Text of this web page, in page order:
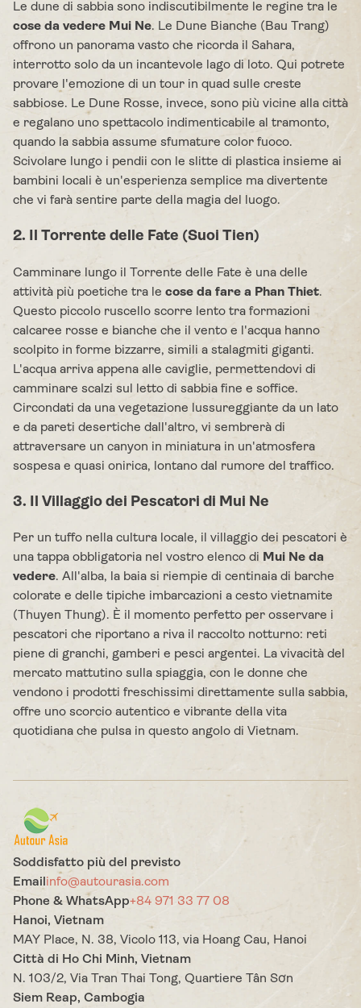
Le dune di sabbia sono indiscutibilmente le regine tra le
cose da vedere Mui Ne. Le Dune Bianche (Bau Trang)
offrono un panorama vasto che ricorda il Sahara,
interrotto solo da un incantevole lago di loto. Qui potrete
provare l'emozione di un tour in quad sulle creste
sabbiose. Le Dune Rosse, invece, sono più vicine alla città
e regalano uno spettacolo indimenticabile al tramonto,
quando la sabbia assume sfumature color fuoco.
Scivolare lungo i pendii con le slitte di plastica insieme ai
bambini locali è un'esperienza semplice ma divertente
che vi farà sentire parte della magia del luogo.
2. Il Torrente delle Fate (Suoi Tien)
Camminare lungo il Torrente delle Fate è una delle
attività più poetiche tra le cose da fare a Phan Thiet.
Questo piccolo ruscello scorre lento tra formazioni
calcaree rosse e bianche che il vento e l'acqua hanno
scolpito in forme bizzarre, simili a stalagmiti giganti.
L'acqua arriva appena alle caviglie, permettendovi di
camminare scalzi sul letto di sabbia fine e soffice.
Circondati da una vegetazione lussureggiante da un lato
e da pareti desertiche dall'altro, vi sembrerà di
attraversare un canyon in miniatura in un'atmosfera
sospesa e quasi onirica, lontano dal rumore del traffico.
3. Il Villaggio dei Pescatori di Mui Ne
Per un tuffo nella cultura locale, il villaggio dei pescatori è
una tappa obbligatoria nel vostro elenco di Mui Ne da
vedere. All'alba, la baia si riempie di centinaia di barche
colorate e delle tipiche imbarcazioni a cesto vietnamite
(Thuyen Thung). È il momento perfetto per osservare i
pescatori che riportano a riva il raccolto notturno: reti
piene di granchi, gamberi e pesci argentei. La vivacità del
mercato mattutino sulla spiaggia, con le donne che
vendono i prodotti freschissimi direttamente sulla sabbia,
offre uno scorcio autentico e vibrante della vita
quotidiana che pulsa in questo angolo di Vietnam.
Soddisfatto più del previsto
Emailinfo@autourasia.com
Phone & WhatsApp+84 971 33 77 08
Hanoi, Vietnam
MAY Place, N. 38, Vicolo 113, via Hoang Cau, Hanoi
Città di Ho Chi Minh, Vietnam
N. 103/2, Via Tran Thai Tong, Quartiere Tân Sơn
Siem Reap, Cambogia